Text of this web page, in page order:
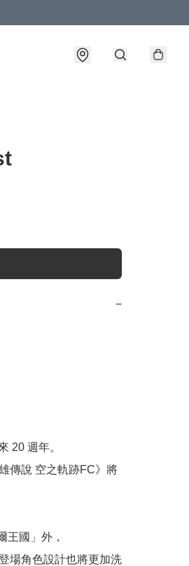
−
20 週年。
傳說 空之軌跡FC》將
王國」外，
場角色設計也將更加洗